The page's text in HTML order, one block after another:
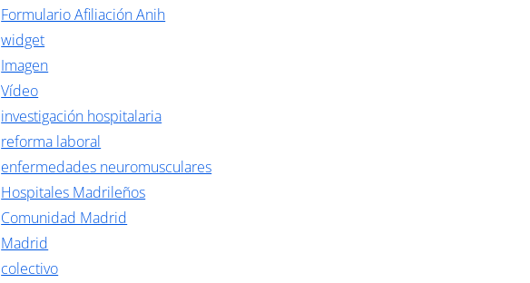
Formulario Afiliación Anih
widget
Imagen
Vídeo
investigación hospitalaria
reforma laboral
enfermedades neuromusculares
Hospitales Madrileños
Comunidad Madrid
Madrid
colectivo